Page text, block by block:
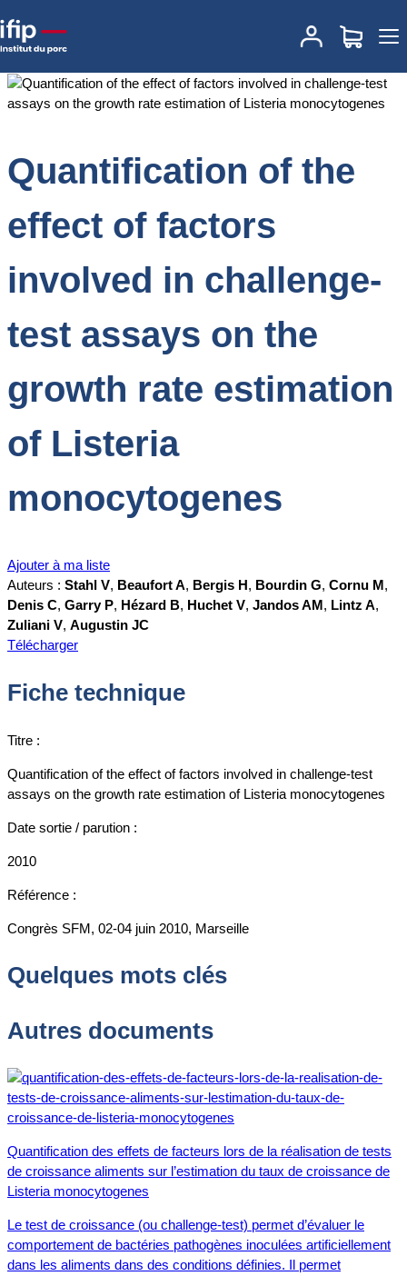
Accueil
Quantification of the effect of factors
involved in challenge-test assays on the growth rate estimation of
Quantification of the
effect of factors
involved in challenge-
test assays on the
growth rate estimation
of Listeria
monocytogenes
Ajouter à ma liste
Auteurs : Stahl V, Beaufort A, Bergis H, Bourdin G, Cornu M,
Denis C, Garry P, Hézard B, Huchet V, Jandos AM, Lintz A,
Zuliani V, Augustin JC
Télécharger
Fiche technique
Titre :
Quantification of the effect of factors involved in challenge-test
assays on the growth rate estimation of Listeria monocytogenes
Date sortie / parution :
2010
Référence :
Congrès SFM, 02-04 juin 2010, Marseille
Quelques mots clés
Autres documents
Quantification des effets de facteurs lors de la réalisation de tests
de croissance aliments sur l’estimation du taux de croissance de
Listeria monocytogenes
Le test de croissance (ou challenge-test) permet d’évaluer le
comportement de bactéries pathogènes inoculées artificiellement
dans les aliments dans des conditions définies. Il permet